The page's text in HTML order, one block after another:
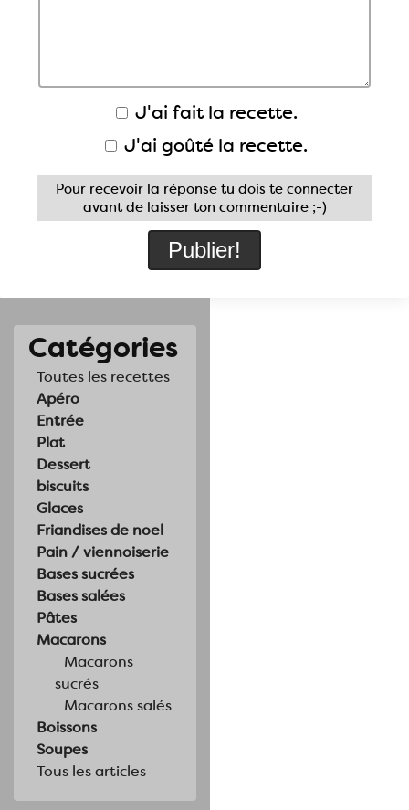
Catégories
Toutes les recettes
Apéro
Entrée
Plat
Dessert
biscuits
Glaces
Friandises de noel
Pain / viennoiserie
Bases sucrées
Bases salées
Pâtes
Macarons
Macarons
sucrés
Macarons salés
Boissons
Soupes
Tous les articles
J'ai fait la recette.
J'ai goûté la recette.
Pour recevoir la réponse tu dois te connecter
avant de laisser ton commentaire ;-)